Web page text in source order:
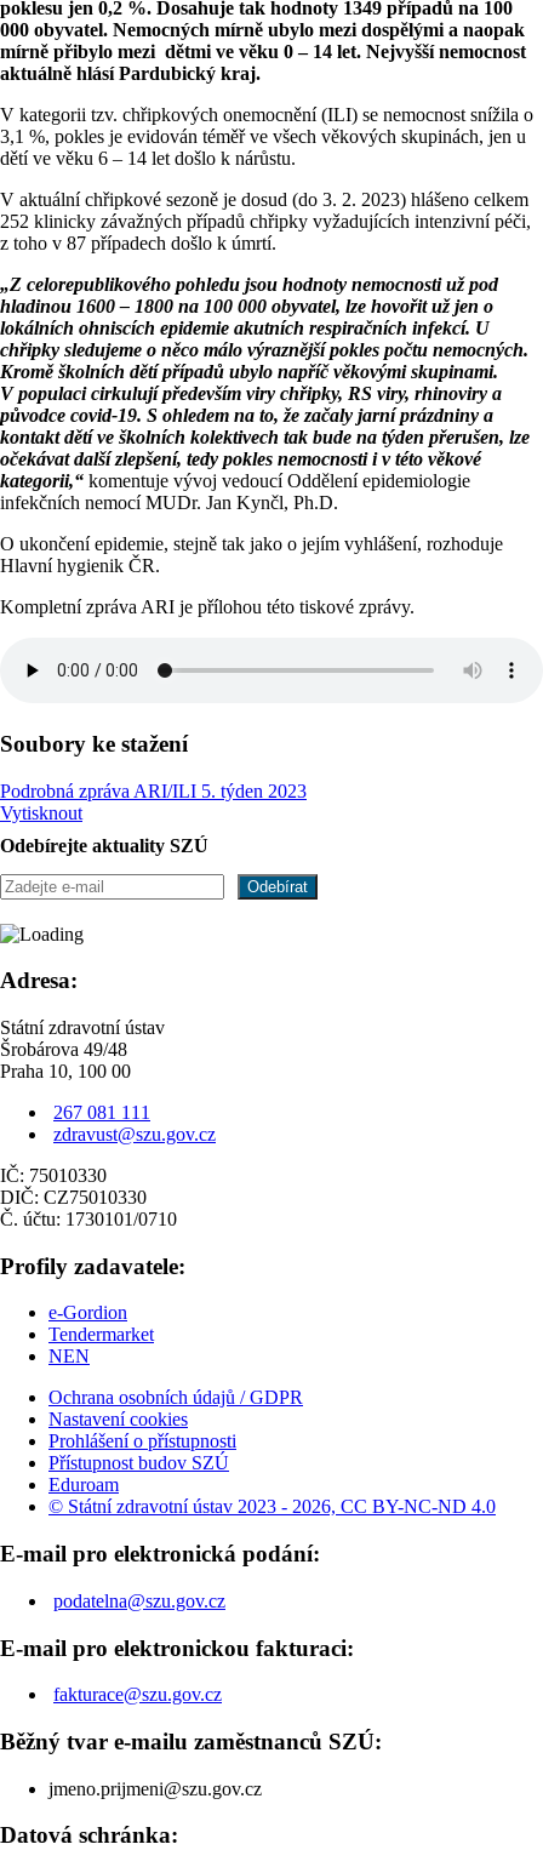
poklesu jen 0,2 %. Dosahuje tak hodnoty 1349 případů na 100
000 obyvatel. Nemocných mírně ubylo mezi dospělými a naopak
mírně přibylo mezi dětmi ve věku 0 – 14 let. Nejvyšší nemocnost
aktuálně hlásí Pardubický kraj.
V kategorii tzv. chřipkových onemocnění (ILI) se nemocnost snížila o
3,1 %, pokles je evidován téměř ve všech věkových skupinách, jen u
dětí ve věku 6 – 14 let došlo k nárůstu.
V aktuální chřipkové sezoně je dosud (do 3. 2. 2023) hlášeno celkem
252 klinicky závažných případů chřipky vyžadujících intenzivní péči,
z toho v 87 případech došlo k úmrtí.
„Z celorepublikového pohledu jsou hodnoty nemocnosti už pod
hladinou 1600 – 1800 na 100 000 obyvatel, lze hovořit už jen o
lokálních ohniscích epidemie akutních respiračních infekcí. U
chřipky sledujeme o něco málo výraznější pokles počtu nemocných.
Kromě školních dětí případů ubylo napříč věkovými skupinami.
V populaci cirkulují především viry chřipky, RS viry, rhinoviry a
původce covid-19. S ohledem na to, že začaly jarní prázdniny a
kontakt dětí ve školních kolektivech tak bude na týden přerušen, lze
očekávat další zlepšení, tedy pokles nemocnosti i v této věkové
kategorii,“ komentuje vývoj vedoucí Oddělení epidemiologie
infekčních nemocí MUDr. Jan Kynčl, Ph.D.
O ukončení epidemie, stejně tak jako o jejím vyhlášení, rozhoduje
Hlavní hygienik ČR.
Kompletní zpráva ARI je přílohou této tiskové zprávy.
Soubory ke stažení
Podrobná zpráva ARI/ILI 5. týden 2023
Vytisknout
Odebírejte aktuality SZÚ
Adresa:
Státní zdravotní ústav
Šrobárova 49/48
Praha 10, 100 00
267 081 111
zdravust@szu.gov.cz
IČ: 75010330
DIČ: CZ75010330
Č. účtu: 1730101/0710
Profily zadavatele:
e-Gordion
Tendermarket
NEN
Ochrana osobních údajů / GDPR
Nastavení cookies
Prohlášení o přístupnosti
Přístupnost budov SZÚ
Eduroam
© Státní zdravotní ústav 2023 - 2026, CC BY-NC-ND 4.0
E-mail pro elektronická podání:
podatelna@szu.gov.cz
E-mail pro elektronickou fakturaci:
fakturace@szu.gov.cz
Běžný tvar e-mailu zaměstnanců SZÚ:
jmeno.prijmeni@szu.gov.cz
Datová schránka: